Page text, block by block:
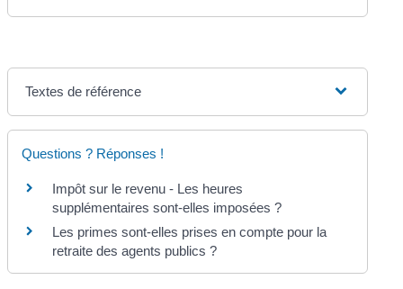
Textes de référence
Questions ? Réponses !
Impôt sur le revenu - Les heures
supplémentaires sont-elles imposées ?
Les primes sont-elles prises en compte pour la
retraite des agents publics ?